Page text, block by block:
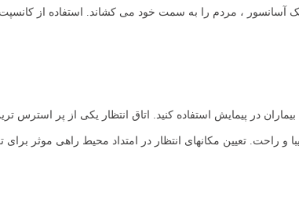
آسانسور ، مردم را به سمت خود می کشاند. استفاده از کانسپت
در پیمایش استفاده کنید. اتاق انتظار یکی از پر استرس
و راحت. تعیین مکانهای انتظار در امتداد محیط راهی موثر برای